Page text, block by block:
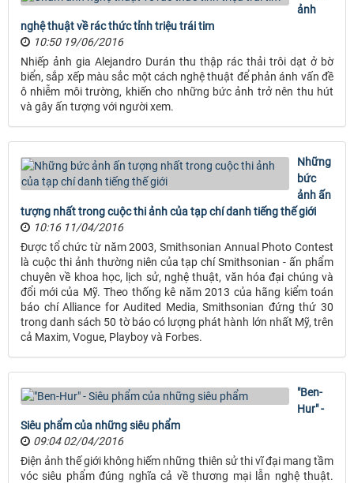
ảnh
nghệ thuật về rác thức tỉnh triệu trái tim
10:50 19/06/2016
Nhiếp ảnh gia Alejandro Durán thu thập rác thải trôi dạt ở bờ
biển, sắp xếp màu sắc một cách nghệ thuật để phản ánh vấn đề
ô nhiễm môi trường, khiến cho những bức ảnh trở nên thu hút
và gây ấn tượng với người xem.
Những
bức
ảnh ấn
tượng nhất trong cuộc thi ảnh của tạp chí danh tiếng thế giới
10:16 11/04/2016
Được tổ chức từ năm 2003, Smithsonian Annual Photo Contest
là cuộc thi ảnh thường niên của tạp chí Smithsonian - ấn phẩm
chuyên về khoa học, lịch sử, nghệ thuật, văn hóa đại chúng và
đổi mới của Mỹ. Theo thống kê năm 2013 của hãng kiểm toán
báo chí Alliance for Audited Media, Smithsonian đứng thứ 30
trong danh sách 50 tờ báo có lượng phát hành lớn nhất Mỹ, trên
cả Maxim, Vogue, Playboy và Forbes.
"Ben-
Hur" -
Siêu phẩm của những siêu phẩm
09:04 02/04/2016
Điện ảnh thế giới không hiếm những thiên sử thi vĩ đại mang tầm
vóc siêu phẩm đúng nghĩa cả về thương mại lẫn nghệ thuật.